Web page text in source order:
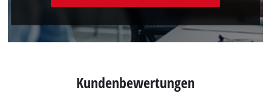
Kundenbewertungen